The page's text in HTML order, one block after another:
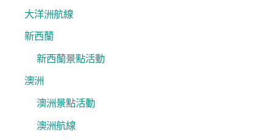
大洋洲航線
新西蘭
新西蘭景點活動
澳洲
澳洲景點活動
澳洲航線